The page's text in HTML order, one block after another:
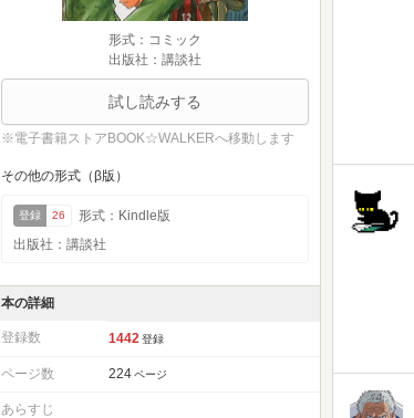
形式：コミック
出版社：講談社
試し読みする
※電子書籍ストアBOOK☆WALKERへ移動します
その他の形式（β版）
登録 26
形式：Kindle版
出版社：講談社
本の詳細
登録数 1442 登録
ページ数 224 ページ
あらすじ